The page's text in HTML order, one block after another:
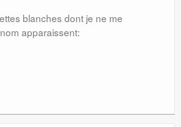
blanches dont je ne me
apparaissent: